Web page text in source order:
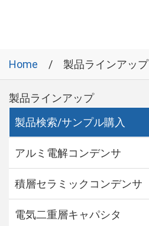
Home 製品ラインアップ
製品ラインアップ
製品検索/サンプル購入
アルミ電解コンデンサ
積層セラミックコンデンサ
電気二重層キャパシタ